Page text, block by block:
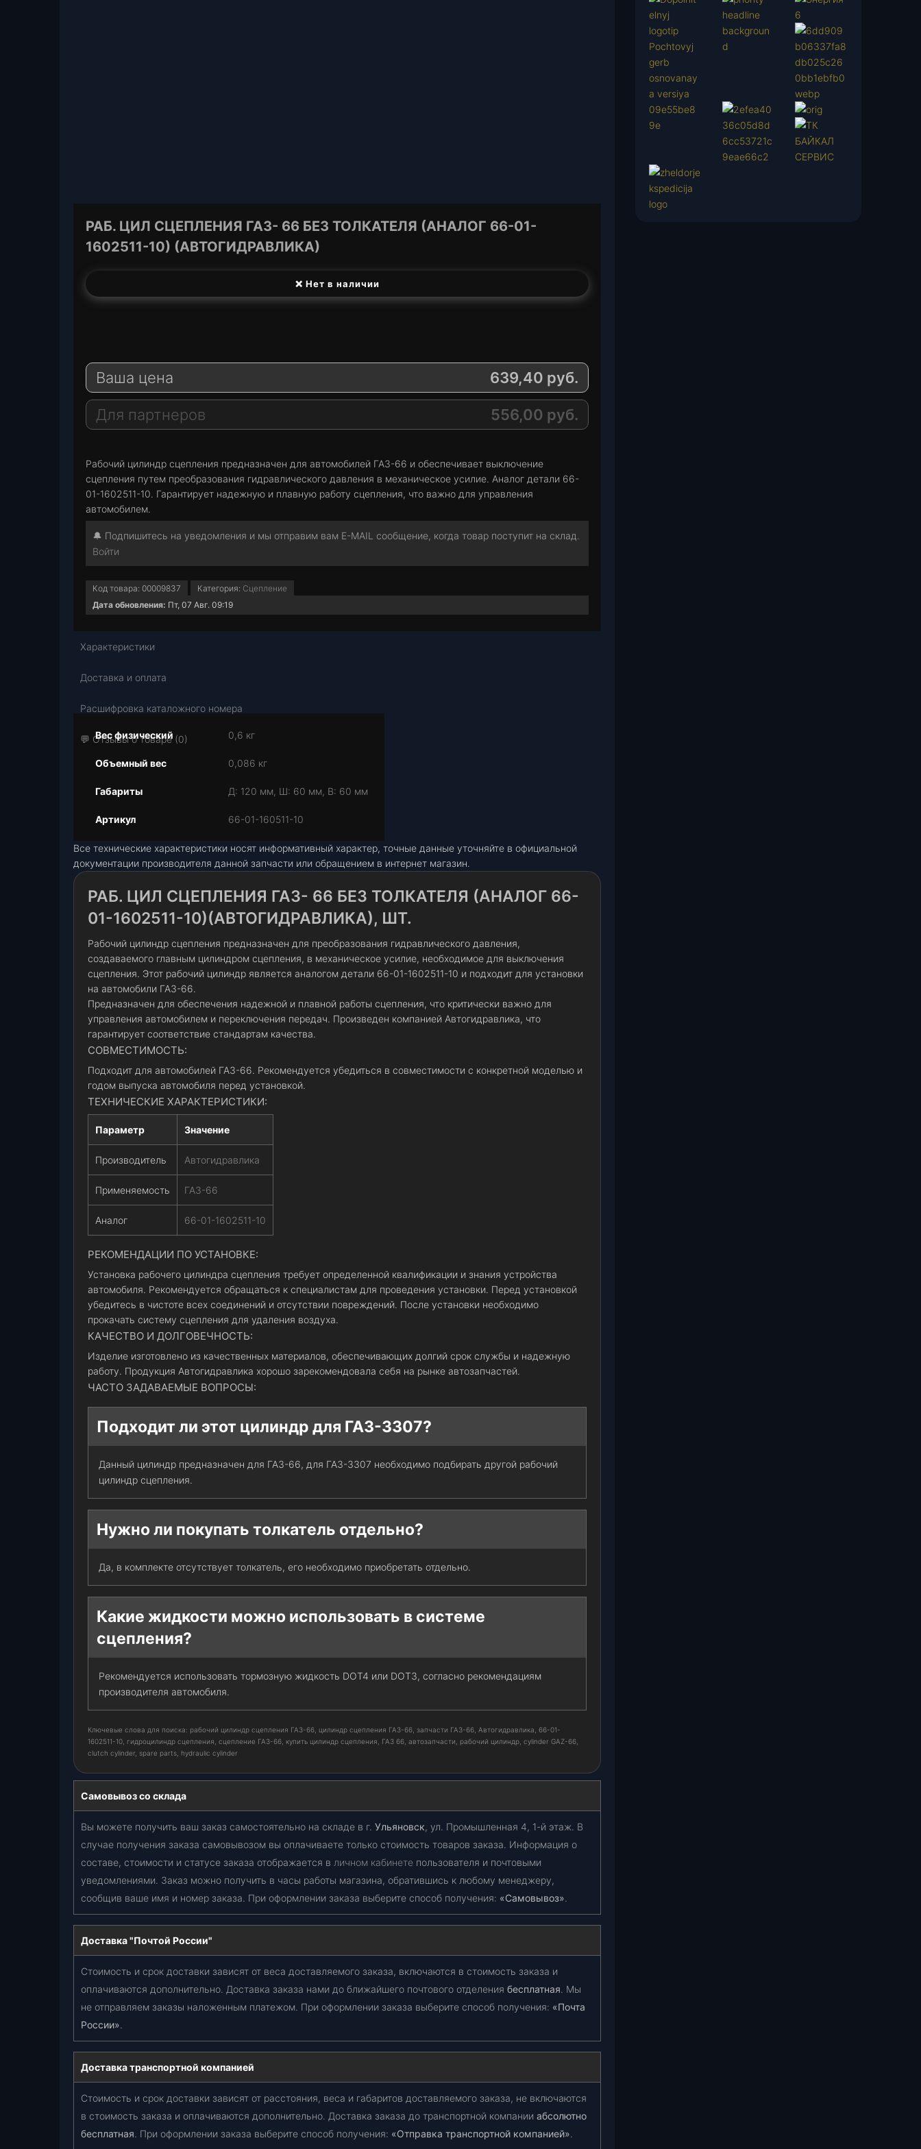
РАБ. ЦИЛ СЦЕПЛЕНИЯ ГАЗ- 66 БЕЗ ТОЛКАТЕЛЯ (АНАЛОГ 66-01-
1602511-10) (АВТОГИДРАВЛИКА)
❌ Нет в наличии
e
r
a
m
a
s
A
p
a
i
l
Ваша цена 639,40 руб.
Для партнеров 556,00 руб.
Рабочий цилиндр сцепления предназначен для автомобилей ГАЗ-66 и обеспечивает выключение
сцепления путем преобразования гидравлического давления в механическое усилие. Аналог детали 66-
01-1602511-10. Гарантирует надежную и плавную работу сцепления, что важно для управления
автомобилем.
🔔 Подпишитесь на уведомления и мы отправим вам E-MAIL сообщение, когда товар поступит на склад.
Войти
Код товара: 00009837 Категория: Сцепление
Дата обновления: Пт, 07 Авг. 09:19
Характеристики
Доставка и оплата
Расшифровка каталожного номера
💬 Отзывы о товаре (0)
Вес физический 0,6 кг
Объемный вес 0,086 кг
Габариты Д: 120 мм, Ш: 60 мм, В: 60 мм
Артикул 66-01-160511-10
Все технические характеристики носят информативный характер, точные данные уточняйте в официальной
документации производителя данной запчасти или обращением в интернет магазин.
РАБ. ЦИЛ СЦЕПЛЕНИЯ ГАЗ- 66 БЕЗ ТОЛКАТЕЛЯ (АНАЛОГ 66-
01-1602511-10)(АВТОГИДРАВЛИКА), ШТ.
Рабочий цилиндр сцепления предназначен для преобразования гидравлического давления,
создаваемого главным цилиндром сцепления, в механическое усилие, необходимое для выключения
сцепления. Этот рабочий цилиндр является аналогом детали 66-01-1602511-10 и подходит для установки
на автомобили ГАЗ-66.
Предназначен для обеспечения надежной и плавной работы сцепления, что критически важно для
управления автомобилем и переключения передач. Произведен компанией Автогидравлика, что
гарантирует соответствие стандартам качества.
СОВМЕСТИМОСТЬ:
Подходит для автомобилей ГАЗ-66. Рекомендуется убедиться в совместимости с конкретной моделью и
годом выпуска автомобиля перед установкой.
ТЕХНИЧЕСКИЕ ХАРАКТЕРИСТИКИ:
Параметр Значение
Производитель Автогидравлика
Применяемость ГАЗ-66
Аналог 66-01-1602511-10
РЕКОМЕНДАЦИИ ПО УСТАНОВКЕ:
Установка рабочего цилиндра сцепления требует определенной квалификации и знания устройства
автомобиля. Рекомендуется обращаться к специалистам для проведения установки. Перед установкой
убедитесь в чистоте всех соединений и отсутствии повреждений. После установки необходимо
прокачать систему сцепления для удаления воздуха.
КАЧЕСТВО И ДОЛГОВЕЧНОСТЬ:
Изделие изготовлено из качественных материалов, обеспечивающих долгий срок службы и надежную
работу. Продукция Автогидравлика хорошо зарекомендовала себя на рынке автозапчастей.
ЧАСТО ЗАДАВАЕМЫЕ ВОПРОСЫ:
Подходит ли этот цилиндр для ГАЗ-3307?
Данный цилиндр предназначен для ГАЗ-66, для ГАЗ-3307 необходимо подбирать другой рабочий
цилиндр сцепления.
Нужно ли покупать толкатель отдельно?
Да, в комплекте отсутствует толкатель, его необходимо приобретать отдельно.
Какие жидкости можно использовать в системе
сцепления?
Рекомендуется использовать тормозную жидкость DOT4 или DOT3, согласно рекомендациям
производителя автомобиля.
Ключевые слова для поиска: рабочий цилиндр сцепления ГАЗ-66, цилиндр сцепления ГАЗ-66, запчасти ГАЗ-66, Автогидравлика, 66-01-
1602511-10, гидроцилиндр сцепления, сцепление ГАЗ-66, купить цилиндр сцепления, ГАЗ 66, автозапчасти, рабочий цилиндр, cylinder GAZ-66,
clutch cylinder, spare parts, hydraulic cylinder
Самовывоз со склада
Вы можете получить ваш заказ самостоятельно на складе в г. Ульяновск, ул. Промышленная 4, 1-й этаж. В
случае получения заказа самовывозом вы оплачиваете только стоимость товаров заказа. Информация о
составе, стоимости и статусе заказа отображается в личном кабинете пользователя и почтовыми
уведомлениями. Заказ можно получить в часы работы магазина, обратившись к любому менеджеру,
сообщив ваше имя и номер заказа. При оформлении заказа выберите способ получения: «Самовывоз».
Доставка "Почтой России"
Стоимость и срок доставки зависят от веса доставляемого заказа, включаются в стоимость заказа и
оплачиваются дополнительно. Доставка заказа нами до ближайшего почтового отделения бесплатная. Мы
не отправляем заказы наложенным платежом. При оформлении заказа выберите способ получения: «Почта
России».
Доставка транспортной компанией
Стоимость и срок доставки зависят от расстояния, веса и габаритов доставляемого заказа, не включаются
в стоимость заказа и оплачиваются дополнительно. Доставка заказа до транспортной компании абсолютно
бесплатная. При оформлении заказа выберите способ получения: «Отправка транспортной компанией».